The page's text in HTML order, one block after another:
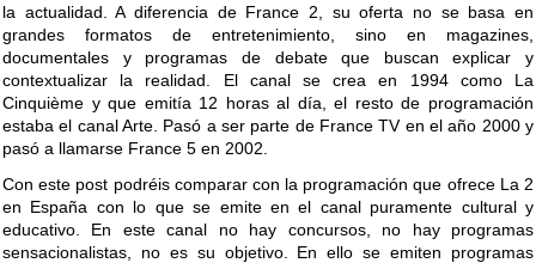
la actualidad. A diferencia de France 2, su oferta no se basa en
grandes formatos de entretenimiento, sino en magazines,
documentales y programas de debate que buscan explicar y
contextualizar la realidad. El canal se crea en 1994 como La
Cinquième y que emitía 12 horas al día, el resto de programación
estaba el canal Arte. Pasó a ser parte de France TV en el año 2000 y
pasó a llamarse France 5 en 2002.
Con este post podréis comparar con la programación que ofrece La 2
en España con lo que se emite en el canal puramente cultural y
educativo. En este canal no hay concursos, no hay programas
sensacionalistas, no es su objetivo. En ello se emiten programas